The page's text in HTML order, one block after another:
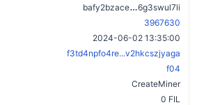
bafy2bzace
6g3swul7li
3967630
2024-06-02 13:35:00
f3td4npfo4re...v2hkcszjyaga
f04
CreateMiner
0 FIL